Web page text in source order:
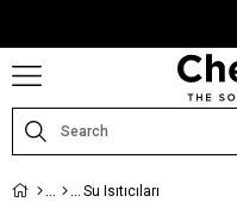
Su Isıtıcıları